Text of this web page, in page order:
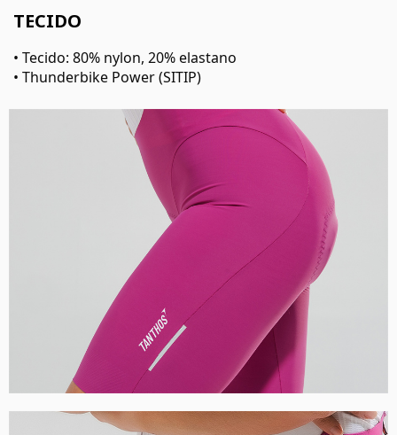
TECIDO
• Tecido: 80% nylon, 20% elastano
• Thunderbike Power (SITIP)